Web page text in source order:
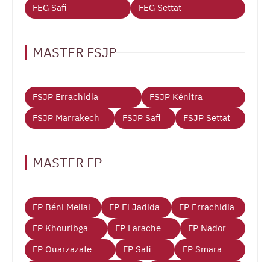
FEG Safi
FEG Settat
MASTER FSJP
FSJP Errachidia
FSJP Kénitra
FSJP Marrakech
FSJP Safi FSJP Settat
MASTER FP
FP Béni Mellal FP El Jadida
FP Errachidia
FP Khouribga
FP Larache
FP Nador
FP Ouarzazate
FP Safi
FP Smara